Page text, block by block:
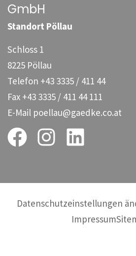
GmbH
Standort Pöllau
Schloss 1
8225 Pöllau
Telefon +43 3335 / 411 44
Fax +43 3335 / 411 44 111
E-Mail poellau@gaedke.co.at
Datenschutzeinstellungen
Impressum